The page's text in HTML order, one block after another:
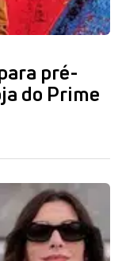
pré-
do Prime